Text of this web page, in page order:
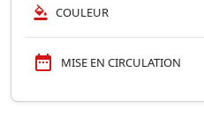
COULEUR
MISE EN CIRCULATION